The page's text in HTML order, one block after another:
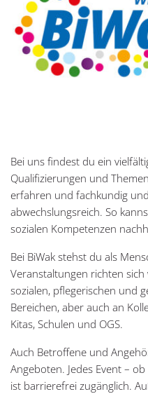
Bei uns findest du ein
Qualifizierungen und
erfahren und fachkundig
abwechslungsreich. So
sozialen Kompetenzen
Bei BiWak stehst du als
Veranstaltungen richten
sozialen, pflegerischen und
Bereichen, aber auch an
Kitas, Schulen und OGS.
Auch Betroffene und
Angeboten. Jedes Event –
ist barrierefrei zugänglich.